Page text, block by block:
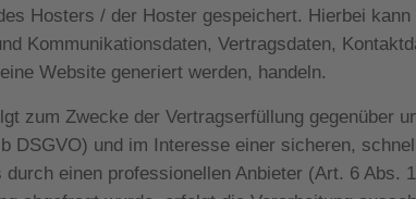
Hosters / der Hoster gespeichert. Hierbei
Kommunikationsdaten, Vertragsdaten,
Website generiert werden, handeln.
zum Zwecke der Vertragserfüllung gegenüber
DSGVO) und im Interesse einer sicheren,
durch einen professionellen Anbieter (Art. 6 Abs.